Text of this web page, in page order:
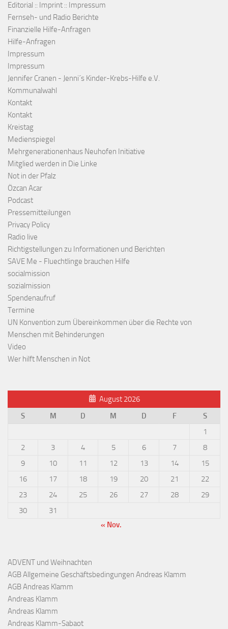
Editorial :: Imprint :: Impressum
Fernseh- und Radio Berichte
Finanzielle Hilfe-Anfragen
Hilfe-Anfragen
Impressum
Impressum
Jennifer Cranen - Jenni´s Kinder-Krebs-Hilfe e.V.
Kommunalwahl
Kontakt
Kontakt
Kreistag
Medienspiegel
Mehrgenerationenhaus Neuhofen Initiative
Mitglied werden in Die Linke
Not in der Pfalz
Özcan Acar
Podcast
Pressemitteilungen
Privacy Policy
Radio live
Richtigstellungen zu Informationen und Berichten
SAVE Me - Fluechtlinge brauchen Hilfe
socialmission
sozialmission
Spendenaufruf
Termine
UN Konvention zum Übereinkommen über die Rechte von
Menschen mit Behinderungen
Video
Wer hilft Menschen in Not
August 2026
S
M D M D F
S
1
2
3 4 5 6 7
8
9
10 11 12 13 14
15
16
17 18 19 20 21
22
23
24 25 26 27 28
29
30
31
« Nov.
ADVENT und Weihnachten
AGB Allgemeine Geschäftsbedingungen Andreas Klamm
AGB Andreas Klamm
Andreas Klamm
Andreas Klamm
Andreas Klamm-Sabaot